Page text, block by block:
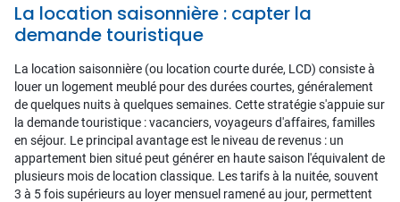
La location saisonnière : capter la
demande touristique
La location saisonnière (ou location courte durée, LCD) consiste à
louer un logement meublé pour des durées courtes, généralement
de quelques nuits à quelques semaines. Cette stratégie s'appuie sur
la demande touristique : vacanciers, voyageurs d'affaires, familles
en séjour. Le principal avantage est le niveau de revenus : un
appartement bien situé peut générer en haute saison l'équivalent de
plusieurs mois de location classique. Les tarifs à la nuitée, souvent
3 à 5 fois supérieurs au loyer mensuel ramené au jour, permettent